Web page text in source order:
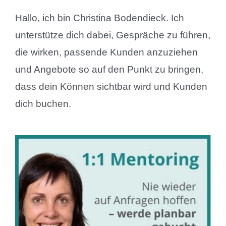
Hallo, ich bin Christina Bodendieck. Ich
unterstütze dich dabei, Gespräche zu führen,
die wirken, passende Kunden anzuziehen
und Angebote so auf den Punkt zu bringen,
dass dein Können sichtbar wird und Kunden
dich buchen.